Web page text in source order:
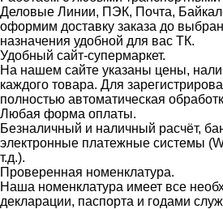
Деловые Линии, ПЭК, Почта,
оформим доставку заказа до
назначения удобной для вас ТК.
Удобный сайт-супермаркет.
На нашем сайте указаны цены,
каждого товара. Для
полностью автоматическая
Любая форма оплаты.
Безналичный и наличный расчёт,
электронные платежные системы
т.д.).
Проверенная номенклатура.
Наша номенклатура имеет все
декларации, паспорта и годами